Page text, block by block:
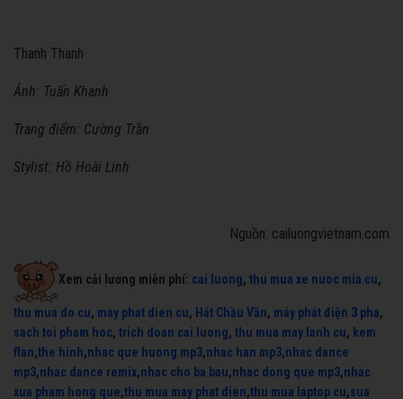
Thanh Thanh
Ảnh: Tuấn Khanh
Trang điểm: Cường Trần
Stylist: Hồ Hoài Linh
Nguồn: cailuongvietnam.com
Xem cải lương miễn phí: cai luong, thu mua xe nuoc mia cu,
thu mua do cu, may phat dien cu, Hát Chầu Văn, máy phát điện 3 pha,
sach toi pham hoc, trich doan cai luong, thu mua may lanh cu, kem
flan,the hinh,nhac que huong mp3,nhac han mp3,nhac dance
mp3,nhac dance remix,nhac cho ba bau,nhac dong que mp3,nhac
xua pham hong que,thu mua may phat dien,thu mua laptop cu,sua